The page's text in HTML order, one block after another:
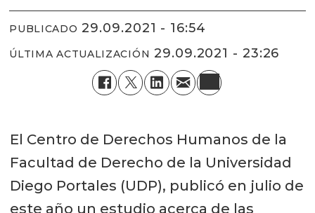
PUBLICADO 29.09.2021 - 16:54
ÚLTIMA ACTUALIZACIÓN 29.09.2021 - 23:26
El Centro de Derechos Humanos de la
Facultad de Derecho de la Universidad
Diego Portales (UDP), publicó en julio de
este año un estudio acerca de las